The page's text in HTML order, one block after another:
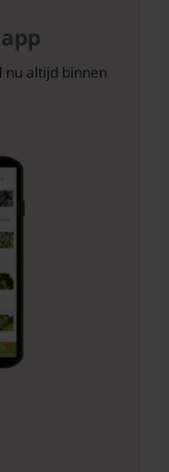
nu altijd binnen